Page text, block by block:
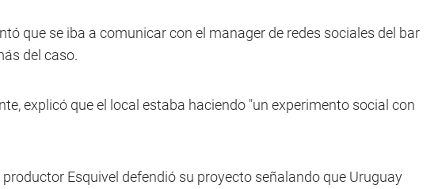
que se iba a comunicar con el manager de redes sociales del bar
del caso.
explicó que el local estaba haciendo "un experimento social con
productor Esquivel defendió su proyecto señalando que Uruguay